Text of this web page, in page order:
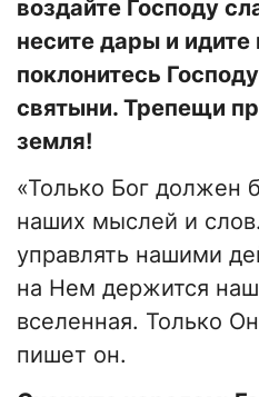
воздайте Господу
несите дары и идите
поклонитесь
святыни. Трепещи
земля!
«Только Бог должен
наших мыслей и
управлять нашими
на Нем держится
вселенная. Только
пишет он.